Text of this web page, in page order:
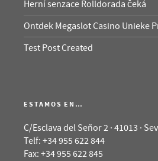
Herní senzace Rolldorada čeká
Ontdek Megaslot Casino Unieke
Test Post Created
ESTAMOS EN…
C/Esclava del Señor 2 · 41013 ·
Telf: +34 955 622 844
Fax: +34 955 622 845